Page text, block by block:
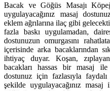
Bacak ve Göğüs Masajı
uygulayacağınız masaj
eklem ağrılarına ilaç gibi
fazla baskı uygulamadan,
dostunuzun omurgasını
içerisinde arka bacaklarından
ihtiyaç duyar. Koşan,
bacakları hassas bir masaj ile
dostunuz için fazlasıyla
şekilde uygulayacağınız